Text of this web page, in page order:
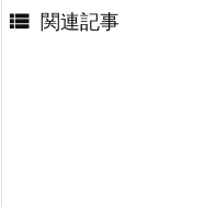
 関連記事